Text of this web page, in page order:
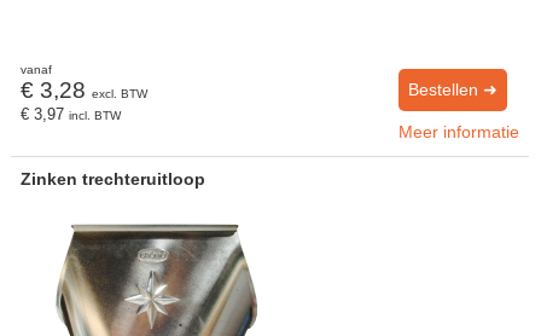
Bestellen ➜
vanaf
€ 3,28 excl. BTW
€ 3,97 incl. BTW
Meer informatie
Zinken trechteruitloop